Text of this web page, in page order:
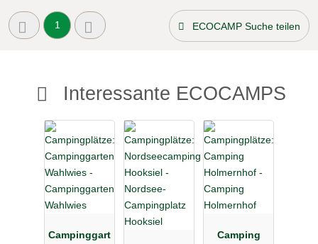
1 ECOCAMP Suche teilen
Interessante ECOCAMPS
Campinggart
Camping